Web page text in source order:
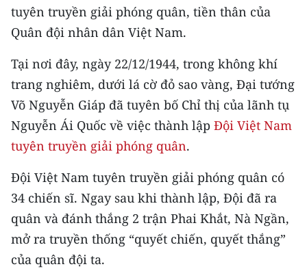
Media Kinh tế
Media Xã hội
Media Pháp luật
Media Du lịch
Media Thế giới
Media Thể thao
Media Giáo dục
Media Y tế
tuyên truyền giải phóng quân, tiền thân của
Quân đội nhân dân Việt Nam.
Tại nơi đây, ngày 22/12/1944, trong không khí
trang nghiêm, dưới lá cờ đỏ sao vàng, Đại tướng
Võ Nguyễn Giáp đã tuyên bố Chỉ thị của lãnh tụ
Nguyễn Ái Quốc về việc thành lập Đội Việt Nam
tuyên truyền giải phóng quân.
Đội Việt Nam tuyên truyền giải phóng quân có
34 chiến sĩ. Ngay sau khi thành lập, Đội đã ra
quân và đánh thắng 2 trận Phai Khắt, Nà Ngần,
mở ra truyền thống “quyết chiến, quyết thắng”
của quân đội ta.